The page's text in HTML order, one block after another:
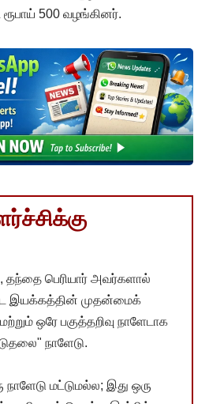
500 வழங்கினர்.
பெரியார் அவர்களால்
இயக்கத்தின் முதன்மைக்
ஒரே பகுத்தறிவு நாளேடாக
நாளேடு.
மட்டுமல்ல; இது ஒரு